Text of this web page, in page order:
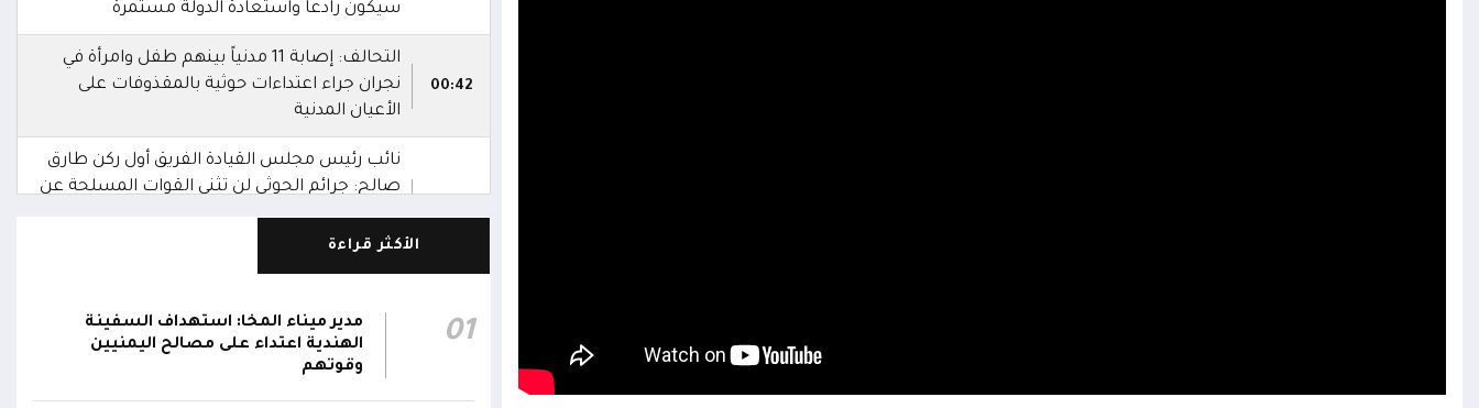
سيكون رادعاً واستعادة الدولة مستمرة
00:42
التحالف: إصابة 11 مدنياً بينهم طفل وامرأة في
نجران جراء اعتداءات حوثية بالمقذوفات على
الأعيان المدنية
نائب رئيس مجلس القيادة الفريق أول ركن طارق
صالح: جرائم الحوثي لن تثني القوات المسلحة عن
أداء واجبها الوطني واستعادة الدولة وعاصمتها
صنعاء
00:28
صالح يشيد بالروح القتالية العالية لكافة منتسبي
الفرقتين الأولى والثالثة وحسن التعامل مع
الموقف وثبات المقاتلين في مواقعهم
الأكثر قراءة
01
مدير ميناء المخا: استهداف السفينة
الهندية اعتداء على مصالح اليمنيين
وقوتهم